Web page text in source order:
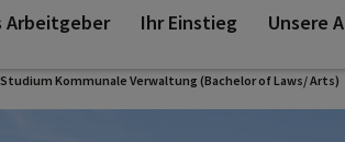
Arbeitgeber Ihr Einstieg Unsere
Kommunale Verwaltung (Bachelor of Laws/ Arts)